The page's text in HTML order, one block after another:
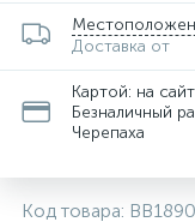
Доставка от
Картой: на
Безналичный
Черепаха
Код товара: ВВ1890